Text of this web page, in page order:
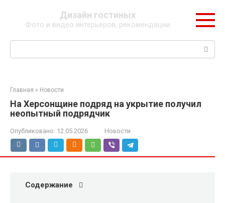
контенту
Дизайн гостиных
Фото и видео интерьеров, рекомендации
Поиск:
Главная » Новости
На Херсонщине подряд на укрытие получил
неопытный подрядчик
Опубликовано: 12.05.2026 Новости
Содержание